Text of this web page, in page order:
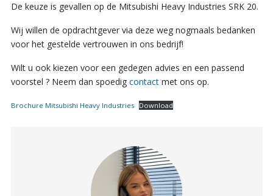
De keuze is gevallen op de Mitsubishi Heavy Industries SRK 20.
Wij willen de opdrachtgever via deze weg nogmaals bedanken
voor het gestelde vertrouwen in ons bedrijf!
Wilt u ook kiezen voor een gedegen advies en een passend
voorstel ? Neem dan spoedig contactmet ons op.
Brochure Mitsubishi Heavy Industries Download